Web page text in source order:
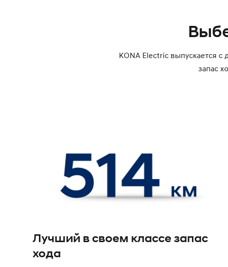
KONA Electric выпускается с
запас
Лучший в своем классе запас
хода